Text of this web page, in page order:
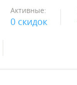
Активные:
0 скидок